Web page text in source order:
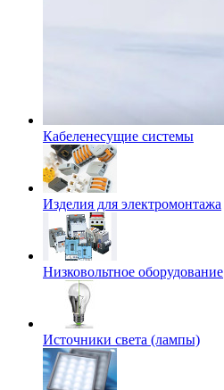
Кабеленесущие системы
Изделия для электромонтажа
Низковольтное оборудование
Источники света (лампы)